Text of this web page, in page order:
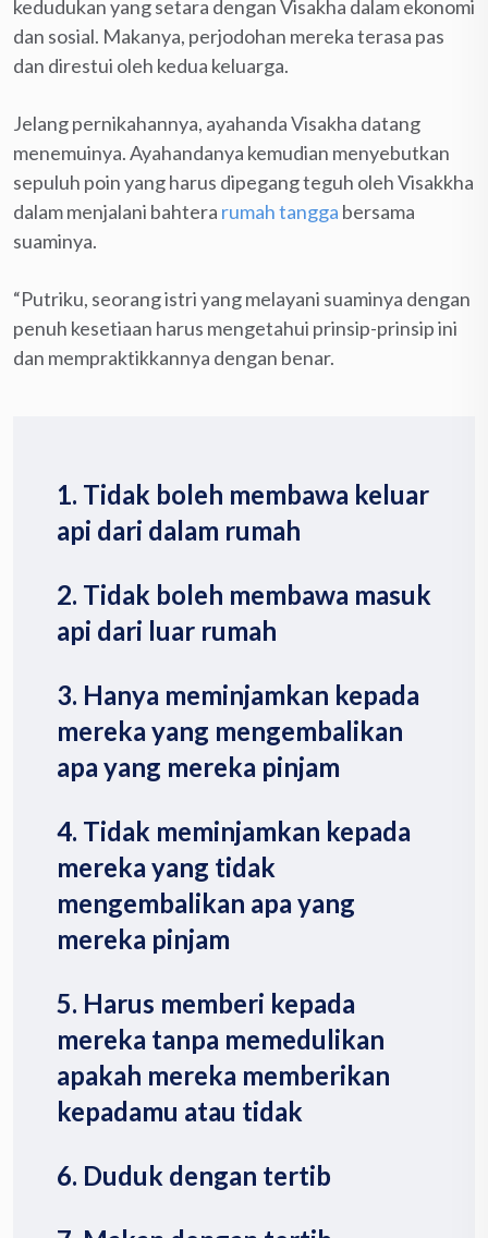
kedudukan yang setara dengan Visakha dalam ekonomi
dan sosial. Makanya, perjodohan mereka terasa pas
dan direstui oleh kedua keluarga.
Jelang pernikahannya, ayahanda Visakha datang
menemuinya. Ayahandanya kemudian menyebutkan
sepuluh poin yang harus dipegang teguh oleh Visakkha
dalam menjalani bahtera rumah tangga bersama
suaminya.
“Putriku, seorang istri yang melayani suaminya dengan
penuh kesetiaan harus mengetahui prinsip-prinsip ini
dan mempraktikkannya dengan benar.
1. Tidak boleh membawa keluar
api dari dalam rumah
2. Tidak boleh membawa masuk
api dari luar rumah
3. Hanya meminjamkan kepada
mereka yang mengembalikan
apa yang mereka pinjam
4. Tidak meminjamkan kepada
mereka yang tidak
mengembalikan apa yang
mereka pinjam
5. Harus memberi kepada
mereka tanpa memedulikan
apakah mereka memberikan
kepadamu atau tidak
6. Duduk dengan tertib